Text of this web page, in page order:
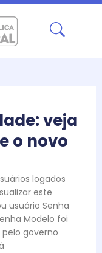
veja
o novo
logados
este
usuário Senha
Modelo foi
governo